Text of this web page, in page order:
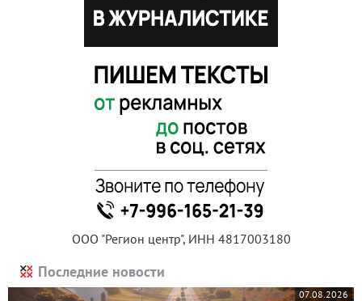
ООО "Регион центр", ИНН 4817003180
Последние новости
07.08.2026